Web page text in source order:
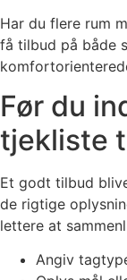
Har du flere rum
få tilbud på både
Før du
tjekliste
Et godt tilbud
de rigtige
lettere at
Angiv